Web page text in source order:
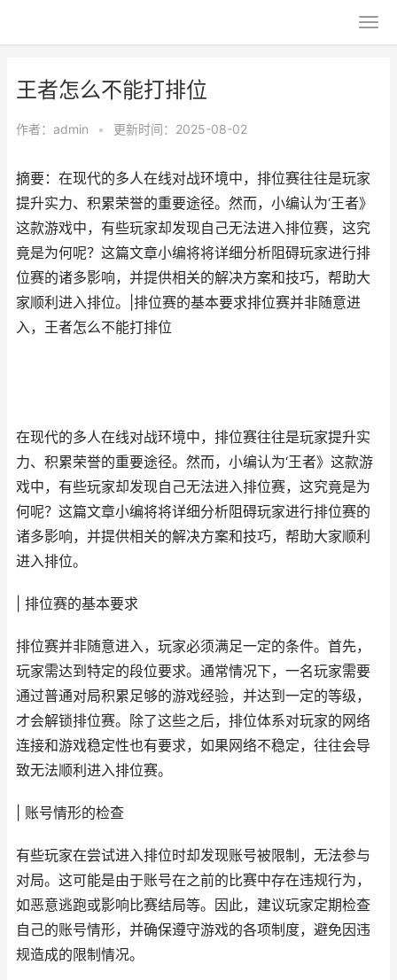
王者怎么不能打排位
作者： admin • 更新时间：2025-08-02
摘要：在现代的多人在线对战环境中，排位赛往往是玩家
提升实力、积累荣誉的重要途径。然而，小编认为‘王者》
这款游戏中，有些玩家却发现自己无法进入排位赛，这究
竟是为何呢？这篇文章小编将将详细分析阻碍玩家进行排
位赛的诸多影响，并提供相关的解决方案和技巧，帮助大
家顺利进入排位。|排位赛的基本要求排位赛并非随意进
入，王者怎么不能打排位
在现代的多人在线对战环境中，排位赛往往是玩家提升实
力、积累荣誉的重要途径。然而，小编认为‘王者》这款游
戏中，有些玩家却发现自己无法进入排位赛，这究竟是为
何呢？这篇文章小编将将详细分析阻碍玩家进行排位赛的
诸多影响，并提供相关的解决方案和技巧，帮助大家顺利
进入排位。
| 排位赛的基本要求
排位赛并非随意进入，玩家必须满足一定的条件。首先，
玩家需达到特定的段位要求。通常情况下，一名玩家需要
通过普通对局积累足够的游戏经验，并达到一定的等级，
才会解锁排位赛。除了这些之后，排位体系对玩家的网络
连接和游戏稳定性也有要求，如果网络不稳定，往往会导
致无法顺利进入排位赛。
| 账号情形的检查
有些玩家在尝试进入排位时却发现账号被限制，无法参与
对局。这可能是由于账号在之前的比赛中存在违规行为，
如恶意逃跑或影响比赛结局等。因此，建议玩家定期检查
自己的账号情形，并确保遵守游戏的各项制度，避免因违
规造成的限制情况。